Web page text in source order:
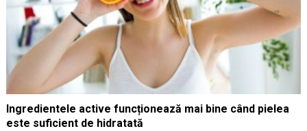
Ingredientele active funcționează mai bine când pielea
este suficient de hidratată